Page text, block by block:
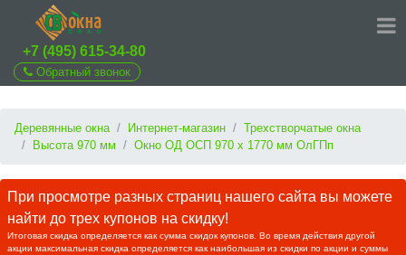
+7 (495) 615-34-80
Обратный звонок
Деревянные окна Интернет-магазин
Трехстворчатые окна
Высота 970 мм
Окно ОД ОСП 970 х 1770 мм ОлГПп
При просмотре разных страниц нашего сайта вы можете
найти до трех купонов на скидку!
Итоговая скидка определяется как сумма скидок купонов. Во время действия другой
акции максимальная скидка определяется как наибольшая из скидки по акции и суммы